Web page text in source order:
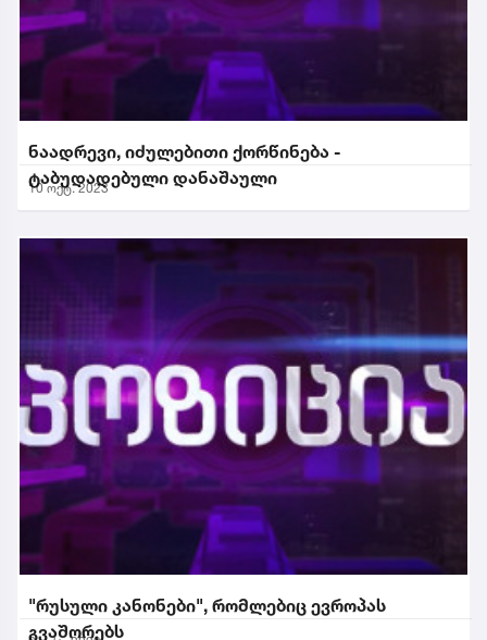
ნაადრევი, იძულებითი ქორწინება -
ტაბუდადებული დანაშაული
10 ოქტ. 2023
"რუსული კანონები", რომლებიც ევროპას
გვაშორებს